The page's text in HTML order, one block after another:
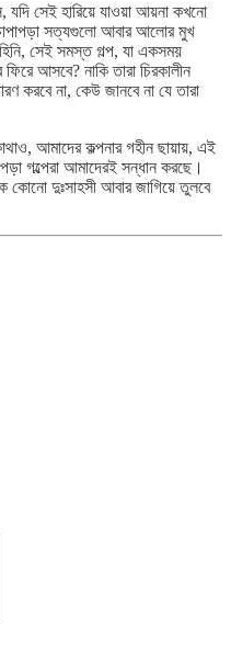
সেই হারিয়ে যাওয়া আয়না কখনো
সত্যগুলো আবার আলোর মুখ
সেই সমস্ত গল্প, যা একসময়
আসবে? নাকি তারা চিরকালীন
করবে না, কেউ জানবে না যে তারা
আমাদের কল্পনার গহীন ছায়ায়, এই
গল্পেরা আমাদেরই সন্ধান করছে।
কোনো দুঃসাহসী আবার জাগিয়ে তুলবে